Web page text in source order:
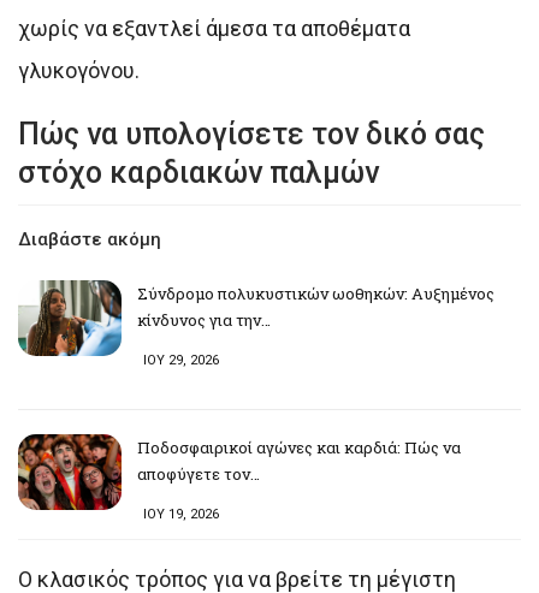
χωρίς να εξαντλεί άμεσα τα αποθέματα
γλυκογόνου.
Πώς να υπολογίσετε τον δικό σας
στόχο καρδιακών παλμών
Διαβάστε ακόμη
Σύνδρομο πολυκυστικών ωοθηκών: Αυξημένος
κίνδυνος για την…
ΙΟΥ 29, 2026
Ποδοσφαιρικοί αγώνες και καρδιά: Πώς να
αποφύγετε τον…
ΙΟΥ 19, 2026
Ο κλασικός τρόπος για να βρείτε τη μέγιστη